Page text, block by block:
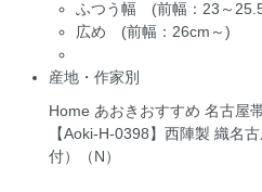
ふつう幅 (前幅：23～
広め (前幅：26cm～)
産地・作家別
Home あおきおすすめ 名古屋
【Aoki-H-0398】西陣製 織名
付）（N）